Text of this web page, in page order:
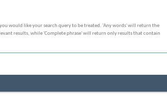
would like your search query to be treated. 'Any words' will return the
results, while 'Complete phrase' will return only results that contain